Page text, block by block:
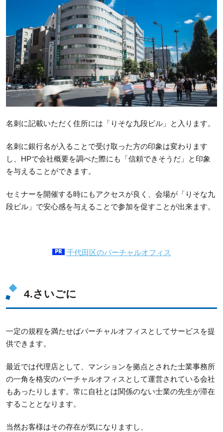
名刺に記載いただく住所には「りそな九段ビル」と入ります。
名刺に銀行名が入ることで受け取った方の印象は変わります
し、HPで会社概要を調べた際にも「信頼できそうだ」と印象
を与えることができます。
セミナーを開催する時にもアクセスが良く、会場が「りそな九
段ビル」で安心感を与えることで参加を促すことが出来ます。
千代田区のバーチャルオフィス
4.さいごに
一定の規程を満たせばバーチャルオフィスとしてサービスを提
供できます。
最近では代理店として、マンションを拠点とされた士業事務所
の一角を格安のバーチャルオフィスとして運営されている会社
もあったりします。常に自社とは関係のない士業の先生が滞在
することとなります。
当然お客様はその存在が気になりますし、